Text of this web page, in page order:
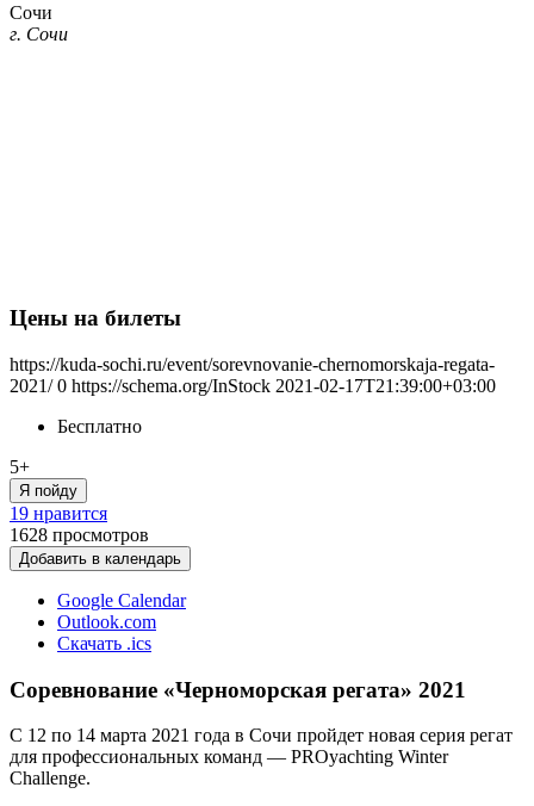
Сочи
г. Сочи
Цены на билеты
https://kuda-sochi.ru/event/sorevnovanie-chernomorskaja-regata-
2021/ 0 https://schema.org/InStock 2021-02-17T21:39:00+03:00
Бесплатно
5+
Я пойду
19 нравится
1628 просмотров
Добавить в календарь
Google Calendar
Outlook.com
Скачать .ics
Соревнование «Черноморская регата» 2021
С 12 по 14 марта 2021 года в Сочи пройдет новая серия регат
для профессиональных команд — PROyachting Winter
Challenge.